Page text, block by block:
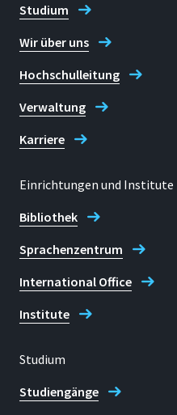
Studium
Wir über uns
Hochschulleitung
Verwaltung
Karriere
Einrichtungen und Institute
Bibliothek
Sprachenzentrum
International Office
Institute
Studium
Studiengänge